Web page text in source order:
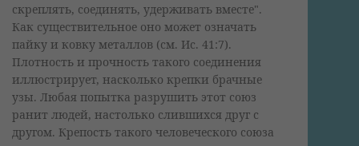
скреплять, соединять, удерживать вместе".
Как существительное оно может означать
пайку и ковку металлов (см. Ис. 41:7).
Плотность и прочность такого соединения
иллюстрирует, насколько крепки брачные
узы. Любая попытка разрушить этот союз
ранит людей, настолько слившихся друг с
другом. Крепость такого человеческого союза